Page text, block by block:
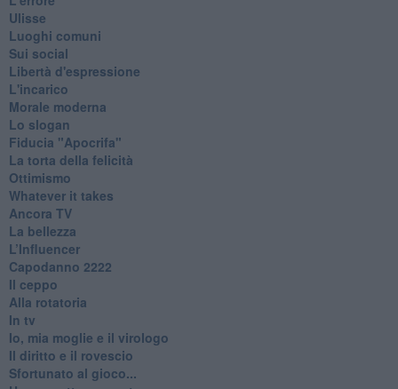
Ulisse
Luoghi comuni
Sui social
Libertà d'espressione
L'incarico
Morale moderna
Lo slogan
Fiducia "Apocrifa"
La torta della felicità
Ottimismo
Whatever it takes
Ancora TV
La bellezza
L’Influencer
​Capodanno 2222
Il ceppo
Alla rotatoria
In tv
Io, mia moglie e il virologo
Il diritto e il rovescio
Sfortunato al gioco...